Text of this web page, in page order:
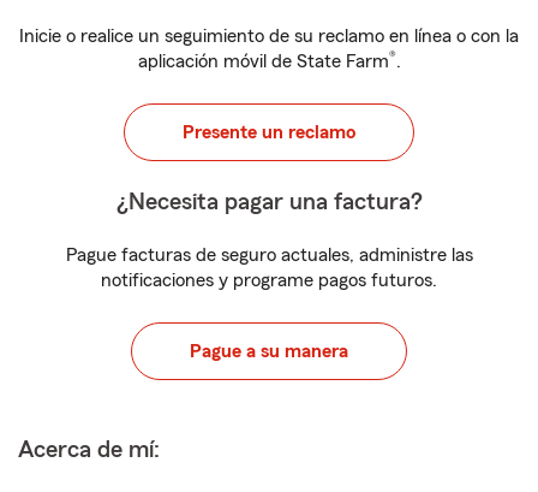
Inicie o realice un seguimiento de su reclamo en línea o con la
aplicación móvil de State Farm®.
Presente un reclamo
¿Necesita pagar una factura?
Pague facturas de seguro actuales, administre las
notificaciones y programe pagos futuros.
Pague a su manera
Acerca de mí: